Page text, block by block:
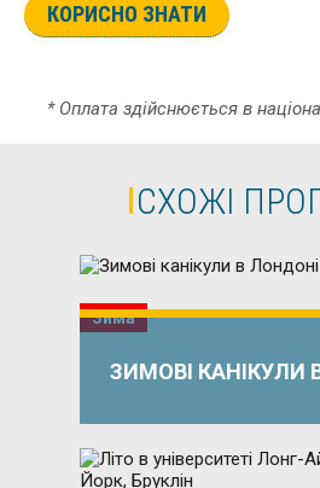
КОРИСНО ЗНАТИ
* Оплата здійснюється в
СХОЖІ
Зима
ЗИМОВІ КАНІКУЛИ